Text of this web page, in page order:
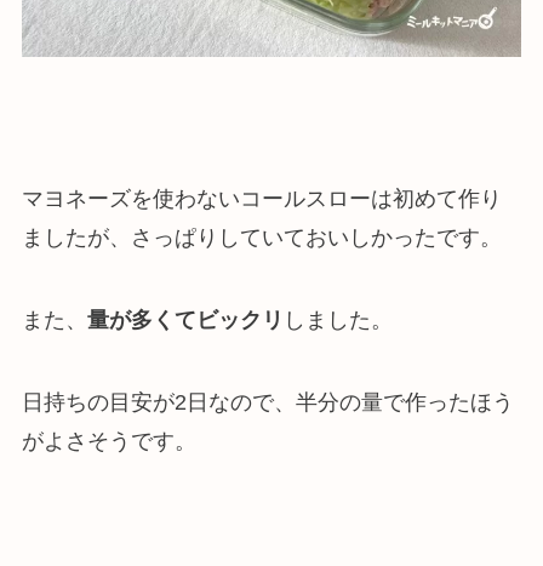
マヨネーズを使わないコールスローは初めて作り
ましたが、さっぱりしていておいしかったです。
また、 量が多くてビックリ しました。
日持ちの目安が2日なので、半分の量で作ったほう
がよさそうです。